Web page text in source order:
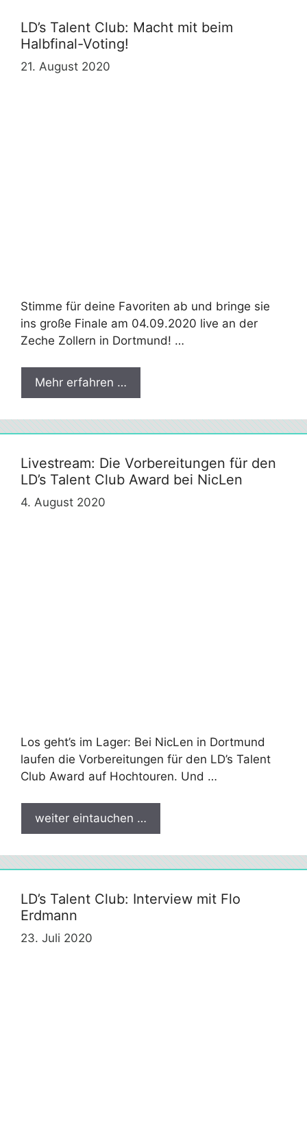
LD’s Talent Club: Macht mit beim
Halbfinal-Voting!
21. August 2020
Stimme für deine Favoriten ab und bringe sie
ins große Finale am 04.09.2020 live an der
Zeche Zollern in Dortmund! …
Mehr erfahren …
Livestream: Die Vorbereitungen für den
LD’s Talent Club Award bei NicLen
4. August 2020
Los geht’s im Lager: Bei NicLen in Dortmund
laufen die Vorbereitungen für den LD’s Talent
Club Award auf Hochtouren. Und …
weiter eintauchen …
LD’s Talent Club: Interview mit Flo
Erdmann
23. Juli 2020